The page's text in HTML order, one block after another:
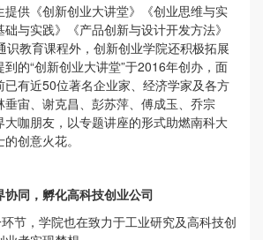
提供《创新创业大讲堂》《创业思维与实
与实践》《产品创新与设计开发方法》
识教育课程外，创新创业学院还积极拓展
的“创新创业大讲堂”于2016年创办，面
已有近50位著名企业家、经济学家及各方
宙、谢克昌、彭苏萍、傅成玉、乔宗
咖朋友，以专题讲座的形式助燃南科大
创意火花。
协同，孵化高科技创业公司
环节，学院也在致力于工业研究及高科技创